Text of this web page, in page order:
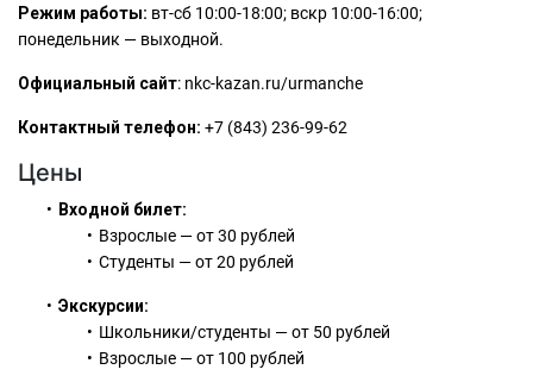
Режим работы: вт-сб 10:00-18:00; вскр 10:00-16:00;
понедельник — выходной.
Официальный сайт: nkc-kazan.ru/urmanche
Контактный телефон: +7 (843) 236-99-62
Цены
Входной билет:
Взрослые — от 30 рублей
Студенты — от 20 рублей
Экскурсии:
Школьники/студенты — от 50 рублей
Взрослые — от 100 рублей